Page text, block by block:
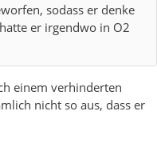
sodass er denke
er irgendwo in O2
einem verhinderten
nicht so aus, dass er